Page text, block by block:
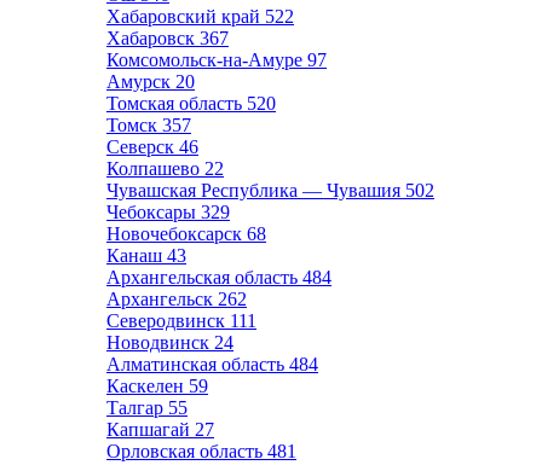
Хабаровский край 522
Хабаровск 367
Комсомольск-на-Амуре 97
Амурск 20
Томская область 520
Томск 357
Северск 46
Колпашево 22
Чувашская Республика — Чувашия 502
Чебоксары 329
Новочебоксарск 68
Канаш 43
Архангельская область 484
Архангельск 262
Северодвинск 111
Новодвинск 24
Алматинская область 484
Каскелен 59
Талгар 55
Капшагай 27
Орловская область 481